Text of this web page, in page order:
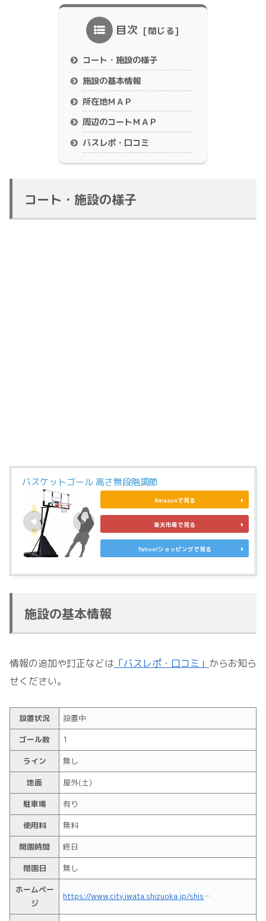
目次
コート・施設の様子
施設の基本情報
所在地ＭＡＰ
周辺のコートＭＡＰ
バスレポ・口コミ
コート・施設の様子
バスケットゴール 高さ無段階調節
Amazonで見る
楽天市場で見る
Yahoo!ショッピングで見る
施設の基本情報
情報の追加や訂正などは 「バスレポ・口コミ」 からお知ら
せください。
設置状況
設置中
ゴール数
1
ライン
無し
地面
屋外(土)
駐車場
有り
使用料
無料
開園時間
終日
閉園日
無し
ホームペー
ジ
https://www.city.iwata.shizuoka.jp/shisetsu_guide/koen_shisetsu/kouen/1003428.html